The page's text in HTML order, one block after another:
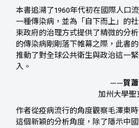
本書追溯了1960年代初在國際人口
一種傳染病，並為「自下而上」的
束政府的治理方式提供了精微的分
的傳染病剛剛落下帷幕之際，此書
推動了對全球公共衛生與政治這一
入。
——賀
加州大學聖
作者從疫病流行的角度觀察毛澤東
這個新穎的分析角度，除了隱示中